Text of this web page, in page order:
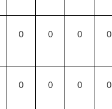
0 0 0 0
0 0 0 0